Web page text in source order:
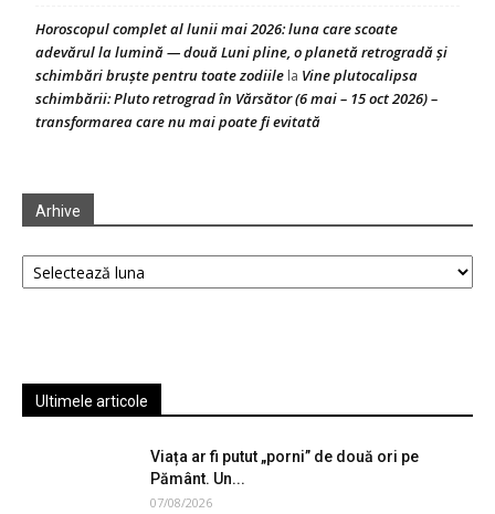
Horoscopul complet al lunii mai 2026: luna care scoate
adevărul la lumină — două Luni pline, o planetă retrogradă și
schimbări bruște pentru toate zodiile la Vine plutocalipsa
schimbării: Pluto retrograd în Vărsător (6 mai – 15 oct 2026) –
transformarea care nu mai poate fi evitată
Arhive
Arhive
Ultimele articole
Viața ar fi putut „porni” de două ori pe
Pământ. Un...
07/08/2026